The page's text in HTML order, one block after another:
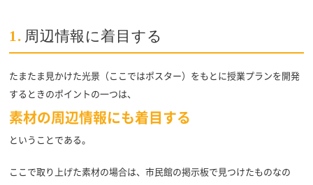
1. 周辺情報に着目する
たまたま見かけた光景（ここではポスター）をもとに授業プランを開発
するときのポイントの一つは、
素材の周辺情報にも着目する
ということである。
ここで取り上げた素材の場合は、市民館の掲示板で見つけたものなの